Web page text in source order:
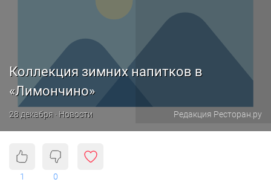
Коллекция зимних напитков в
«Лимончино»
28 декабря · Новости Редакция Ресторан.ру
1 0